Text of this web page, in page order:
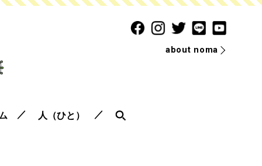
about noma
人（ひと）